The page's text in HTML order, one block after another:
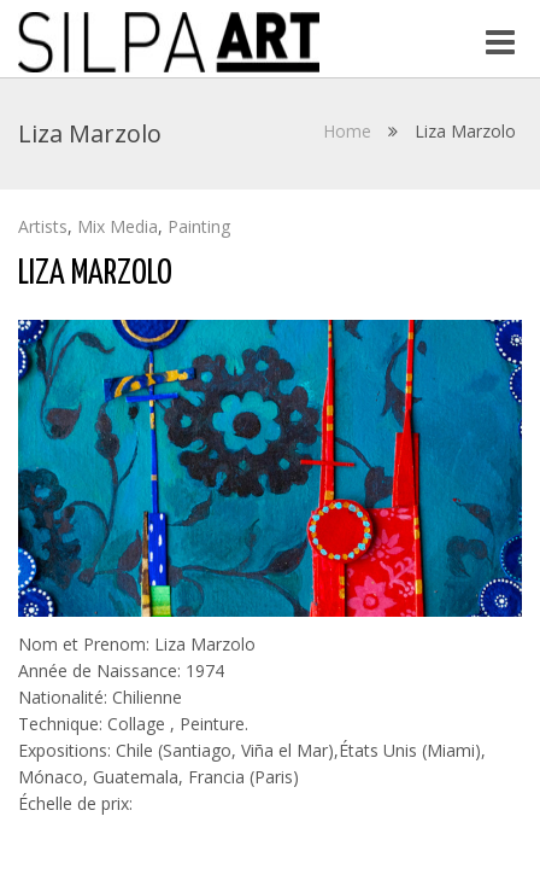
Toggle
Liza Marzolo Home Liza Marzolo
Artists, Mix Media, Painting
LIZA MARZOLO
Nom et Prenom: Liza Marzolo
Année de Naissance: 1974
Nationalité: Chilienne
Technique: Collage , Peinture.
Expositions: Chile (Santiago, Viña el Mar),États Unis (Miami),
Mónaco, Guatemala, Francia (Paris)
Échelle de prix: